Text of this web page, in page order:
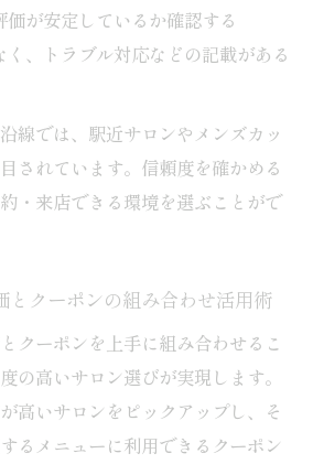
価が安定しているか確認する
、トラブル対応などの記載がある
線では、駅近サロンやメンズカッ
されています。信頼度を確かめる
・来店できる環境を選ぶことがで
とクーポンの組み合わせ活用術
クーポンを上手に組み合わせるこ
の高いサロン選びが実現します。
高いサロンをピックアップし、そ
るメニューに利用できるクーポン